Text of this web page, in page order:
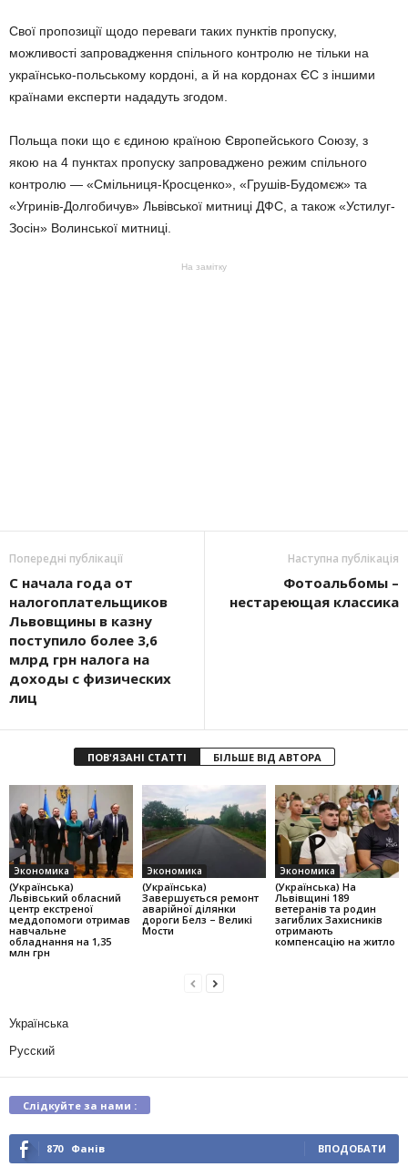
Свої пропозиції щодо переваги таких пунктів пропуску,
можливості запровадження спільного контролю не тільки на
українсько-польському кордоні, а й на кордонах ЄС з іншими
країнами експерти нададуть згодом.
Польща поки що є єдиною країною Європейського Союзу, з
якою на 4 пунктах пропуску запроваджено режим спільного
контролю — «Смільниця-Кросценко», «Грушів-Будомєж» та
«Угринів-Долгобичув» Львівської митниці ДФС, а також «Устилуг-
Зосін» Волинської митниці.
На замітку
Попередні публікації
С начала года от
налогоплательщиков
Львовщины в казну
поступило более 3,6
млрд грн налога на
доходы с физических
лиц
Наступна публікація
Фотоальбомы –
нестареющая классика
ПОВ'ЯЗАНІ СТАТТІ БІЛЬШЕ ВІД АВТОРА
Экономика
(Українська)
Львівський обласний
центр екстреної
меддопомоги отримав
навчальне
обладнання на 1,35
млн грн
Экономика
(Українська)
Завершується ремонт
аварійної ділянки
дороги Белз – Великі
Мости
Экономика
(Українська) На
Львівщині 189
ветеранів та родин
загиблих Захисників
отримають
компенсацію на житло
Українська
Русский
Слідкуйте за нами :
870 Фанів ВПОДОБАТИ